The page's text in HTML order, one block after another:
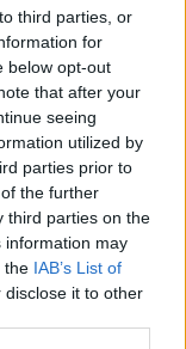
third parties, or
for
below opt-out
that after your
seeing
utilized by
parties prior to
the further
third parties on the
information may
the IAB’s List of
it to other
μίξερ να γίνει
στιγμής με το
το ζαχαρούχο
μας. Σπάμε τα
μεγάλου τάπερ,